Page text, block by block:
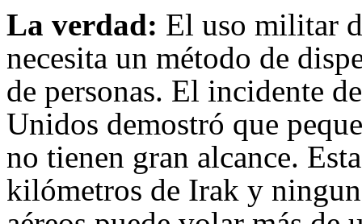
La verdad: El uso militar
necesita un método de
de personas. El incidente
Unidos demostró que
no tienen gran alcance.
kilómetros de Irak y